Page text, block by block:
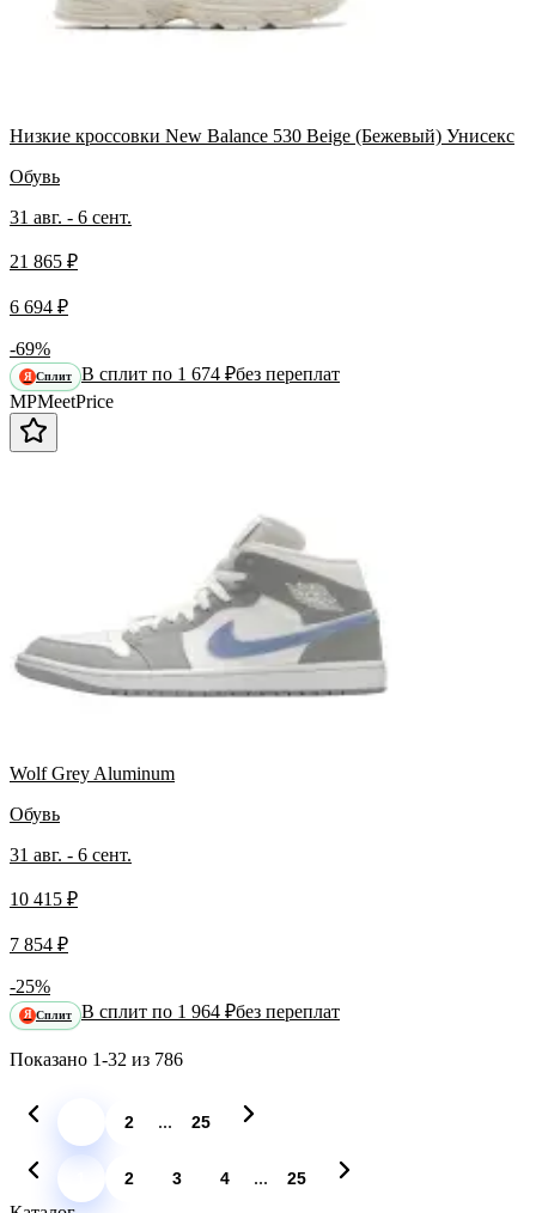
Низкие кроссовки New Balance 530 Beige (Бежевый) Унисекс
Обувь
31 авг. - 6 сент.
21 865 ₽
6 694 ₽
-69%
Я Сплит В сплит по 1 674 ₽без переплат
MPMeetPrice
Wolf Grey Aluminum
Обувь
31 авг. - 6 сент.
10 415 ₽
7 854 ₽
-25%
Я Сплит В сплит по 1 964 ₽без переплат
Показано 1-32 из 786
2 ... 25
2 3 4 ... 25